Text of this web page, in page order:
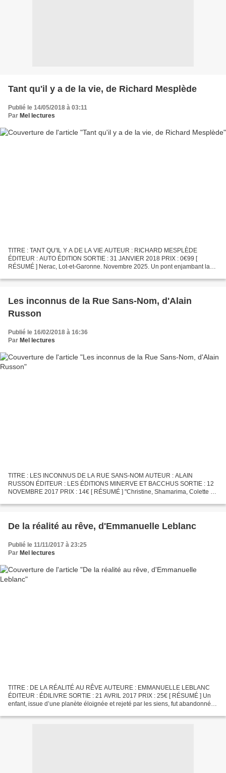
Tant qu'il y a de la vie, de Richard Mesplède
Publié le 14/05/2018 à 03:11
Par Mel lectures
TITRE : TANT QU'IL Y A DE LA VIE AUTEUR : RICHARD MESPLÈDE
ÉDITEUR : AUTO ÉDITION SORTIE : 31 JANVIER 2018 PRIX : 0€99 [
RÉSUMÉ ] Nerac, Lot-et-Garonne. Novembre 2025. Un pont enjambant la
Les inconnus de la Rue Sans-Nom, d'Alain
Russon
Publié le 16/02/2018 à 16:36
Par Mel lectures
TITRE : LES INCONNUS DE LA RUE SANS-NOM AUTEUR : ALAIN
RUSSON ÉDITEUR : LES ÉDITIONS MINERVE ET BACCHUS SORTIE : 12
NOVEMBRE 2017 PRIX : 14€ [ RÉSUMÉ ] "Christine, Shamarima, Colette et
De la réalité au rêve, d'Emmanuelle Leblanc
Publié le 11/11/2017 à 23:25
Par Mel lectures
TITRE : DE LA RÉALITÉ AU RÊVE AUTEURE : EMMANUELLE LEBLANC
ÉDITEUR : ÉDILIVRE SORTIE : 21 AVRIL 2017 PRIX : 25€ [ RÉSUMÉ ] Un
enfant, issue d’une planète éloignée et rejeté par les siens, fut abandonné